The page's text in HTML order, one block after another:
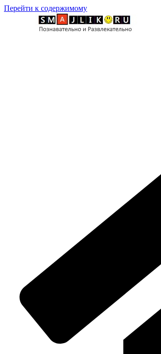
Перейти к содержимому